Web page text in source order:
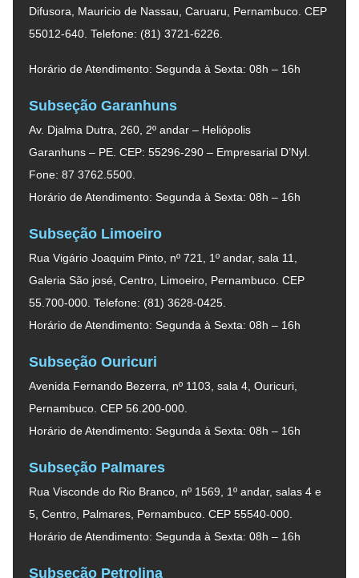
Difusora, Mauricio de Nassau, Caruaru, Pernambuco. CEP
55012-640. Telefone: (81) 3721-6226.
Horário de Atendimento: Segunda à Sexta: 08h – 16h
Subseção Garanhuns
Av. Djalma Dutra, 260, 2º andar – Heliópolis
Garanhuns – PE. CEP: 55296-290 – Empresarial D’Nyl.
Fone: 87 3762.5500.
Horário de Atendimento: Segunda à Sexta: 08h – 16h
Subseção Limoeiro
Rua Vigário Joaquim Pinto, nº 721, 1º andar, sala 11,
Galeria São josé, Centro, Limoeiro, Pernambuco. CEP
55.700-000. Telefone: (81) 3628-0425.
Horário de Atendimento: Segunda à Sexta: 08h – 16h
Subseção Ouricuri
Avenida Fernando Bezerra, nº 1103, sala 4, Ouricuri,
Pernambuco. CEP 56.200-000.
Horário de Atendimento: Segunda à Sexta: 08h – 16h
Subseção Palmares
Rua Visconde do Rio Branco, nº 1569, 1º andar, salas 4 e
5, Centro, Palmares, Pernambuco. CEP 55540-000.
Horário de Atendimento: Segunda à Sexta: 08h – 16h
Subseção Petrolina